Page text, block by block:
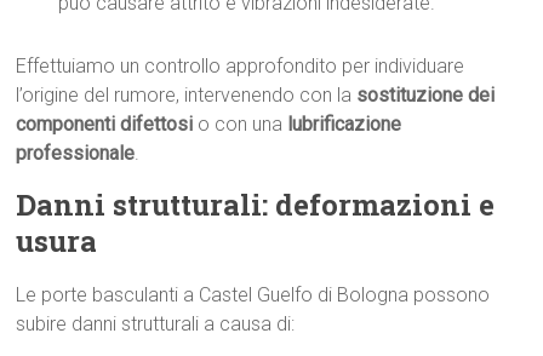
Effettuiamo un controllo approfondito per individuare
l’origine del rumore, intervenendo con la sostituzione dei
componenti difettosi o con una lubrificazione
professionale.
Danni strutturali: deformazioni e
usura
Le porte basculanti a Castel Guelfo di Bologna possono
subire danni strutturali a causa di: